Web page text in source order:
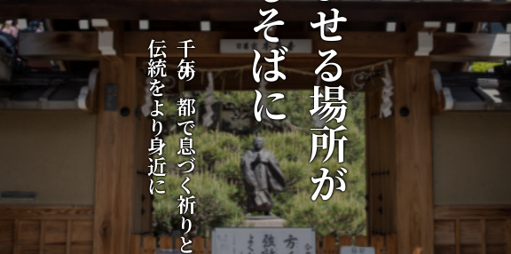
千年の都で息づく祈りと
伝統をより身近に